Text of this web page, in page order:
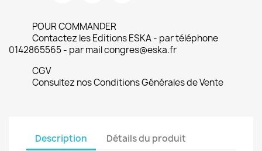
POUR COMMANDER
Contactez les Editions ESKA - par téléphone
0142865565 - par mail congres@eska.fr
CGV
Consultez nos Conditions Générales de Vente
Description Détails du produit